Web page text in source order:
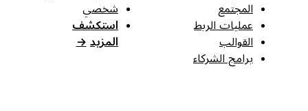
المجتمع
عمليات الربط
القوالب
برامج الشركاء
شخصي
استكشف
المزيد →